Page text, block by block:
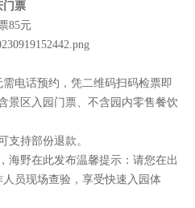
门票
85元
电话预约，凭二维码扫码检票即
景区入园门票、不含园内零售餐饮
持部份退款。
野在此发布温馨提示：请您在出
员现场查验，享受快速入园体